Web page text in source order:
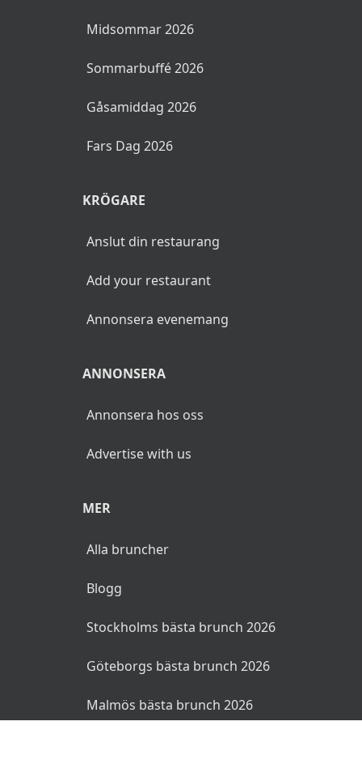
Midsommar 2026
Sommarbuffé 2026
Gåsamiddag 2026
Fars Dag 2026
KRÖGARE
Anslut din restaurang
Add your restaurant
Annonsera evenemang
ANNONSERA
Annonsera hos oss
Advertise with us
MER
Alla bruncher
Blogg
Stockholms bästa brunch 2026
Göteborgs bästa brunch 2026
Malmös bästa brunch 2026